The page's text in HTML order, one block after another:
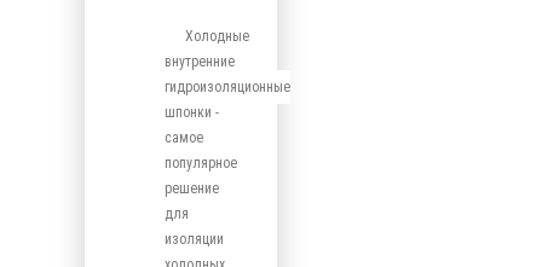
Холодные
внутренние
гидроизоляционные
шпонки -
самое
популярное
решение
для
изоляции